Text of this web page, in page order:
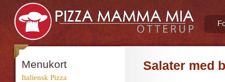
Menukort
Italiensk Pizza
Salater med